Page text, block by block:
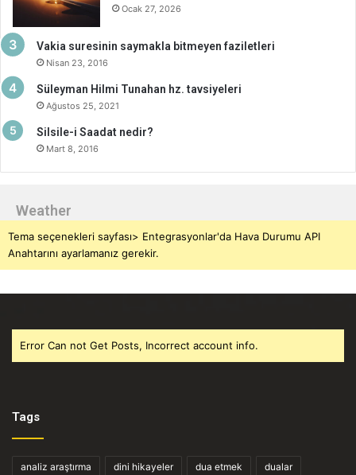
Ocak 27, 2026
Vakia suresinin saymakla bitmeyen faziletleri
Nisan 23, 2016
Süleyman Hilmi Tunahan hz. tavsiyeleri
Ağustos 25, 2021
Silsile-i Saadat nedir?
Mart 8, 2016
Weather
Tema seçenekleri sayfası> Entegrasyonlar'da Hava Durumu API
Anahtarını ayarlamanız gerekir.
Error Can not Get Posts, Incorrect account info.
Tags
analiz araştırma dini hikayeler dua etmek dualar